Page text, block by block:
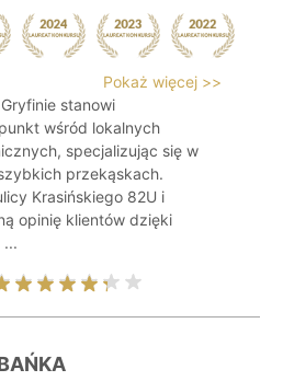
Pokaż więcej >>
stanowi
wśród lokalnych
specjalizując się w
przekąskach.
Krasińskiego 82U i
opinię klientów dzięki